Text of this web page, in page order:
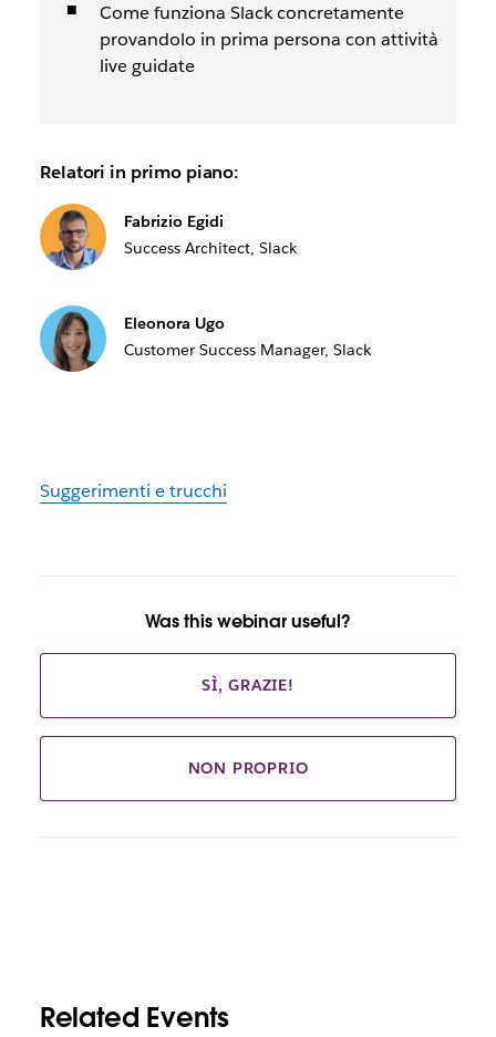
Come funziona Slack concretamente
provandolo in prima persona con attività
live guidate
Relatori in primo piano:
Fabrizio Egidi
Success Architect, Slack
Eleonora Ugo
Customer Success Manager, Slack
Suggerimenti e trucchi
Was this webinar useful?
SÌ, GRAZIE!
NON PROPRIO
Related Events